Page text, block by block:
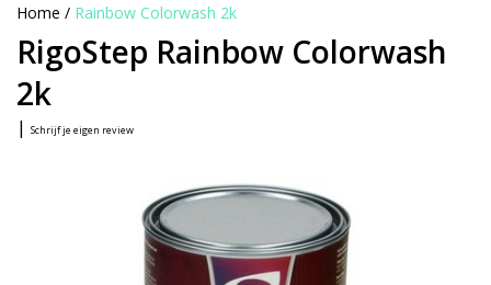
Home / Rainbow Colorwash 2k
RigoStep Rainbow Colorwash
2k
| Schrijf je eigen review